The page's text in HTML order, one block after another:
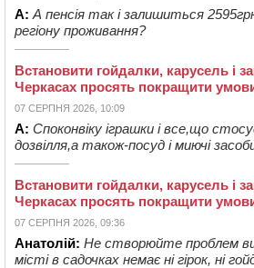
А: А пенсія так і залишиться
регіону проживання?
Встановити гойдалки, карусель і
Черкасах просять покращити
07 СЕРПНЯ 2026, 10:09
А: Споконвіку іграшки і все,що
дозвілля,а також-посуд і миючі
Встановити гойдалки, карусель і
Черкасах просять покращити
07 СЕРПНЯ 2026, 09:36
Анатолій: Не створюйте проблем
місті в садочках немає ні гірок, ні